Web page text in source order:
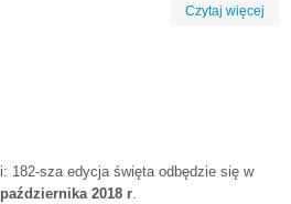
Czytaj więcej
182-sza edycja święta odbędzie się w
2018 r.